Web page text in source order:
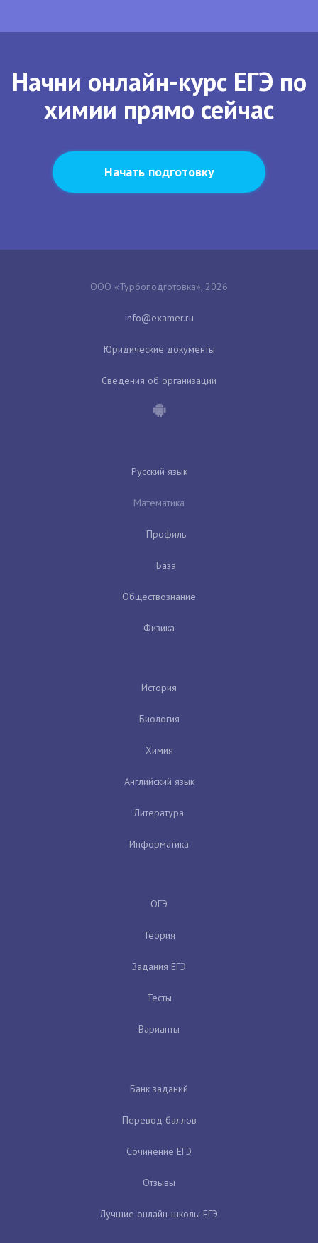
Начни онлайн-курс ЕГЭ по
химии прямо сейчас
Начать подготовку
ООО «Турбоподготовка», 2026
Юридические документы
Сведения об организации
Русский язык
Математика
Профиль
База
Обществознание
Физика
История
Биология
Химия
Английский язык
Литература
Информатика
ОГЭ
Теория
Задания ЕГЭ
Тесты
Варианты
Банк заданий
Перевод баллов
Сочинение ЕГЭ
Отзывы
Лучшие онлайн-школы ЕГЭ